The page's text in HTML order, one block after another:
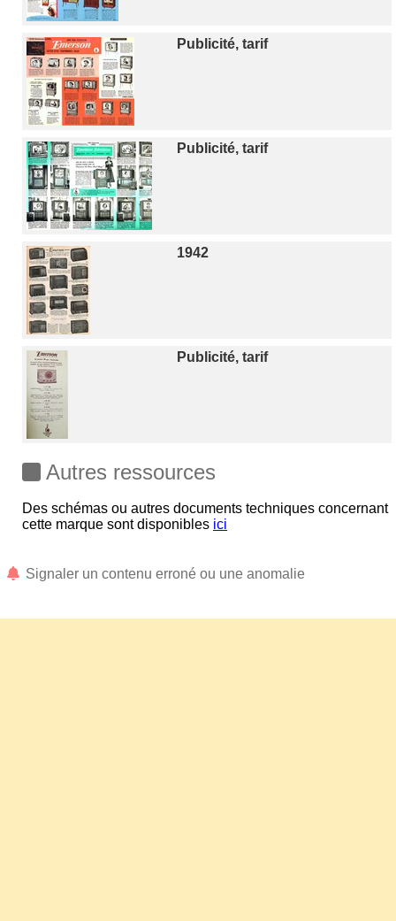
Publicité, tarif
Publicité, tarif
1942
Publicité, tarif
Autres ressources
Des schémas ou autres documents techniques concernant
cette marque sont disponibles ici
Signaler un contenu erroné ou une anomalie